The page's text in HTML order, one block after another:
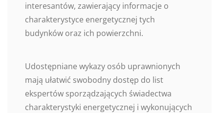
interesantów, zawierający informacje o
charakterystyce energetycznej tych
budynków oraz ich powierzchni.
Udostępniane wykazy osób uprawnionych
mają ułatwić swobodny dostęp do list
ekspertów sporządzających świadectwa
charakterystyki energetycznej i wykonujących